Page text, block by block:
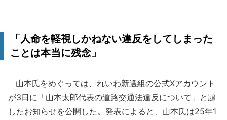
「人命を軽視しかねない違反をしてしまった
ことは本当に残念」
山本氏をめぐっては、れいわ新選組の公式Xアカウント
が3日に「山本太郎代表の道路交通法違反について」と題
したお知らせを公開した。発表によると、山本氏は25年1